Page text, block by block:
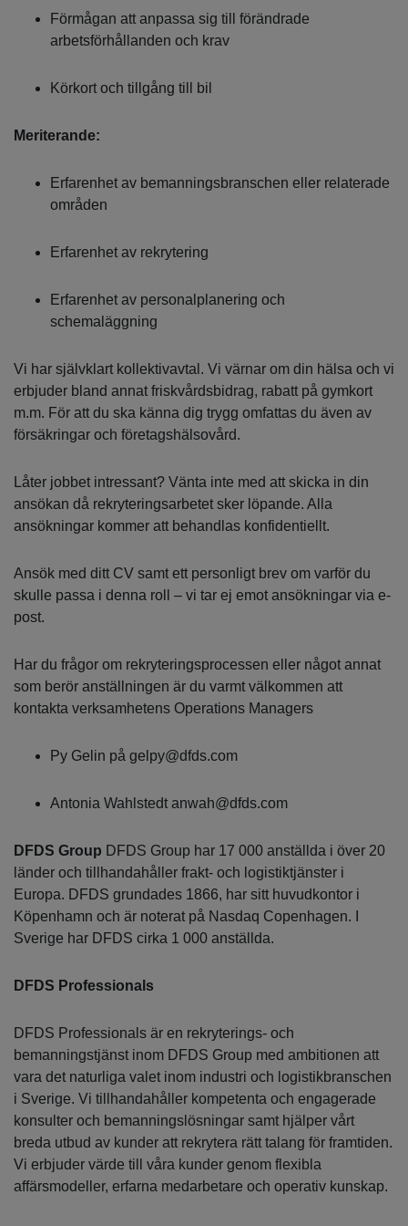
Förmågan att anpassa sig till förändrade
arbetsförhållanden och krav
Körkort och tillgång till bil
Meriterande:
Erfarenhet av bemanningsbranschen eller relaterade
områden
Erfarenhet av rekrytering
Erfarenhet av personalplanering och
schemaläggning
Vi har självklart kollektivavtal. Vi värnar om din hälsa och vi
erbjuder bland annat friskvårdsbidrag, rabatt på gymkort
m.m. För att du ska känna dig trygg omfattas du även av
försäkringar och företagshälsovård.
Låter jobbet intressant? Vänta inte med att skicka in din
ansökan då rekryteringsarbetet sker löpande. Alla
ansökningar kommer att behandlas konfidentiellt.
Ansök med ditt CV samt ett personligt brev om varför du
skulle passa i denna roll – vi tar ej emot ansökningar via e-
post.
Har du frågor om rekryteringsprocessen eller något annat
som berör anställningen är du varmt välkommen att
kontakta verksamhetens Operations Managers
Py Gelin på gelpy@dfds.com
Antonia Wahlstedt anwah@dfds.com
DFDS Group DFDS Group har 17 000 anställda i över 20
länder och tillhandahåller frakt- och logistiktjänster i
Europa. DFDS grundades 1866, har sitt huvudkontor i
Köpenhamn och är noterat på Nasdaq Copenhagen. I
Sverige har DFDS cirka 1 000 anställda.
DFDS Professionals
DFDS Professionals är en rekryterings- och
bemanningstjänst inom DFDS Group med ambitionen att
vara det naturliga valet inom industri och logistikbranschen
i Sverige. Vi tillhandahåller kompetenta och engagerade
konsulter och bemanningslösningar samt hjälper vårt
breda utbud av kunder att rekrytera rätt talang för framtiden.
Vi erbjuder värde till våra kunder genom flexibla
affärsmodeller, erfarna medarbetare och operativ kunskap.